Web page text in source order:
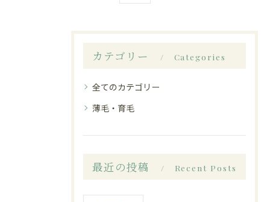
カテゴリー Categories
全てのカテゴリー
薄毛・育毛
最近の投稿 Recent Posts